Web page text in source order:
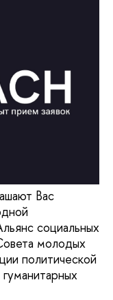
Вас
социальных
молодых
политической